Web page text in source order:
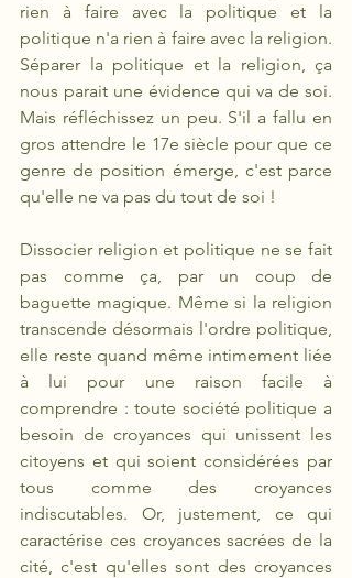
rien à faire avec la politique et la
politique n'a rien à faire avec la religion.
Séparer la politique et la religion, ça
nous parait une évidence qui va de soi.
Mais réfléchissez un peu. S'il a fallu en
gros attendre le 17e siècle pour que ce
genre de position émerge, c'est parce
qu'elle ne va pas du tout de soi !
Dissocier religion et politique ne se fait
pas comme ça, par un coup de
baguette magique. Même si la religion
transcende désormais l'ordre politique,
elle reste quand même intimement liée
à lui pour une raison facile à
comprendre : toute société politique a
besoin de croyances qui unissent les
citoyens et qui soient considérées par
tous comme des croyances
indiscutables. Or, justement, ce qui
caractérise ces croyances sacrées de la
cité, c'est qu'elles sont des croyances